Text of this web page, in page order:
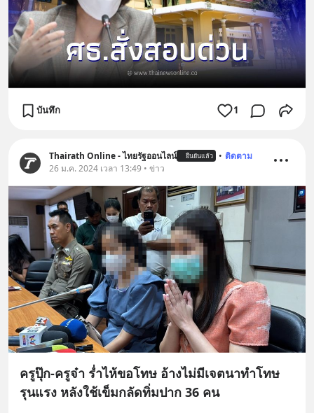
บันทึก 1
Thairath Online - ไทยรัฐออนไลน์ ยืนยันแล้ว • ติดตาม
26 ม.ค. 2024 เวลา 13:49 • ข่าว
ครูปุ๊ก-ครูจ๋า ร่ำไห้ขอโทษ อ้างไม่มีเจตนาทำโทษ
รุนแรง หลังใช้เข็มกลัดทิ่มปาก 36 คน